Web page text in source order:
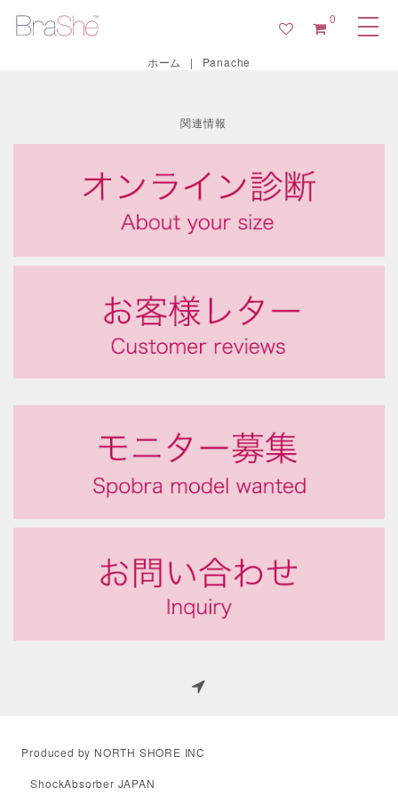
0
ホーム | Panache
関連情報
Produced by NORTH SHORE INC
ShockAbsorber JAPAN